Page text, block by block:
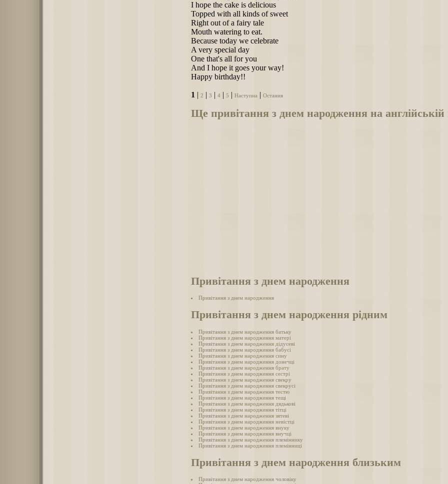
I hope the cake is delicious
Topped with all kinds of sweet
Right out of a fairy tale
Mouth watering to eat.
Because today we celebrate
A very special day
One that's all for you
And I hope it goes your way!
Happy birthday!!
1 2 3 4 5 Наступна Остання
Ще привітання з днем народження на англійській
Привітання з днем народження
Привітання з днем народження
Привітання з днем народження рідним
Привітання з днем народження батьку
Привітання з днем народження матері
Привітання з днем народження дідусеві
Привітання з днем народження бабусі
Привітання з днем народження сину
Привітання з днем народження донечці
Привітання з днем народження брату
Привітання з днем народження сестрі
Привітання з днем народження свекру
Привітання з днем народження свекрусі
Привітання з днем народження тестю
Привітання з днем народження тещі
Привітання з днем народження дядькові
Привітання з днем народження тітці
Привітання з днем народження зятеві
Привітання з днем народження невістці
Привітання з днем народження внуку
Привітання з днем народження внучці
Привітання з днем народження племіннику
Привітання з днем народження племінниці
Привітання з днем народження близьким
Привітання з днем народження чоловіку